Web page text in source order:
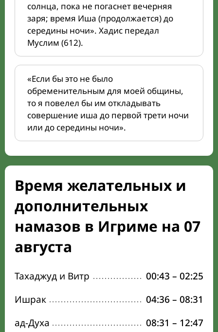
солнца, пока не погаснет вечерняя
заря; время Иша (продолжается) до
середины ночи». Хадис передал
Муслим (612).
«Если бы это не было
обременительным для моей общины,
то я повелел бы им откладывать
совершение иша до первой трети ночи
или до середины ночи».
Время желательных и
дополнительных
намазов в Игриме на 07
августа
Тахаджуд и Витр 00:43 – 02:25
Ишрак
04:36 – 08:31
ад-Духа
08:31 – 12:47